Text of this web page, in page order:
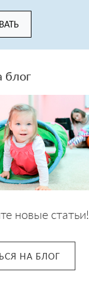
блог
новые статьи!
НА БЛОГ